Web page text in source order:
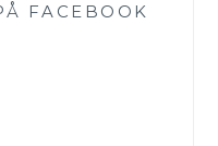
FACEBOOK